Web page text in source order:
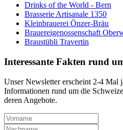
Drinks of the World - Bern
Brasserie Artisanale 1350
Kleinbrauerei Önzer-Bräu
Brauereigenossenschaft
Braustübli Travertin
Interessante Fakten rund
Unser Newsletter erscheint 2-4 Mal
Informationen rund um die
deren Angebote.